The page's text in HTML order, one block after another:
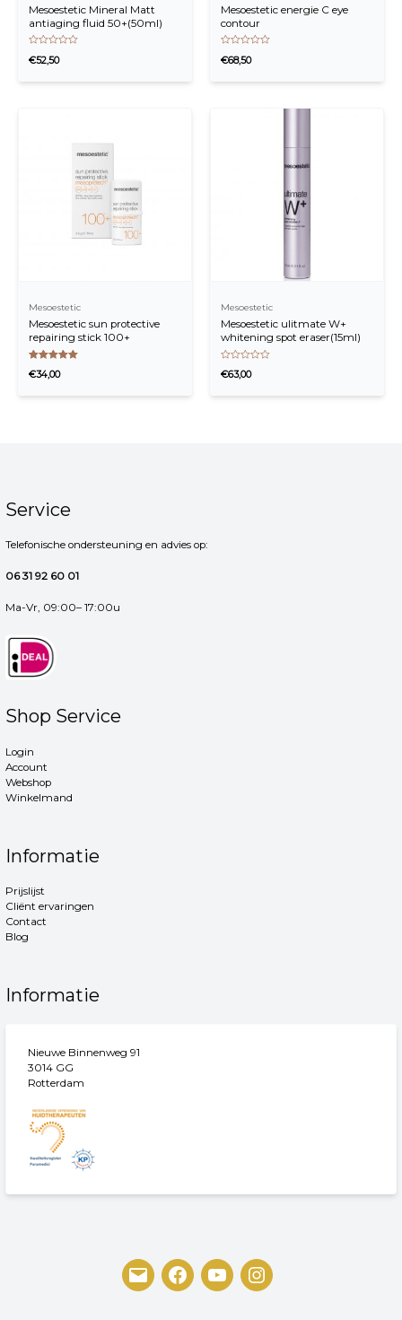
Mesoestetic Mineral Matt
antiaging fluid 50+(50ml)
0
5
€52,50
Mesoestetic energie C eye
contour
0
5
€68,50
Mesoestetic
Mesoestetic sun protective
repairing stick 100+
5.00
€34,00
Mesoestetic
Mesoestetic ulitmate W+
whitening spot eraser(15ml)
0
5
€63,00
Service
Telefonische ondersteuning en advies op:
06 31 92 60 01
Ma-Vr, 09:00– 17:00u
Shop Service
Login
Account
Webshop
Winkelmand
Informatie
Prijslijst
Cliënt ervaringen
Contact
Blog
Informatie
Nieuwe Binnenweg 91
3014 GG
Rotterdam